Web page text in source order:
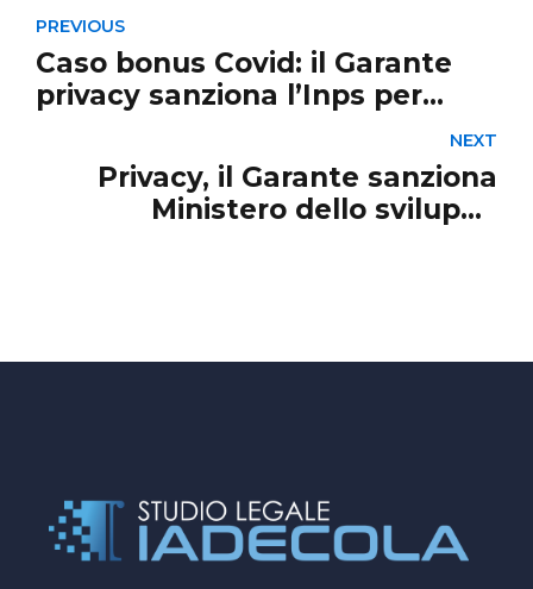
PREVIOUS
Caso bonus Covid: il Garante
privacy sanziona l’Inps per
300.000 euro. Ok ai controlli,
ma con modalità a prova di
privacy
NEXT
Privacy, il Garante sanziona
Ministero dello sviluppo